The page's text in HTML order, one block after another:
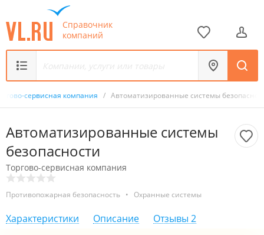
Справочник
компаний
сервисная компания / Автоматизированные системы
Автоматизированные системы
безопасности
Торгово-сервисная компания
Противопожарная безопасность • Охранные системы
Характеристики Описание Отзывы 2